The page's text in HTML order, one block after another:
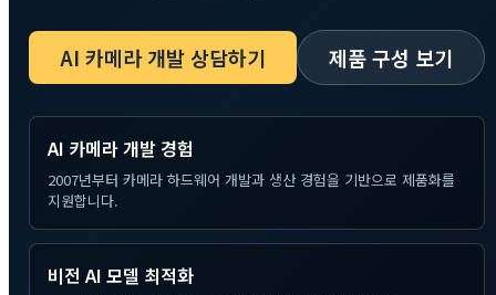
AI 카메라 개발 상담하기 제품 구성 보기
AI 카메라 개발 경험
2007년부터 카메라 하드웨어 개발과 생산 경험을 기반으로 제품화를
지원합니다.
비전 AI 모델 최적화